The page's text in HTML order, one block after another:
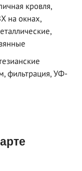
кровля,
на окнах,
фильтрация, УФ-